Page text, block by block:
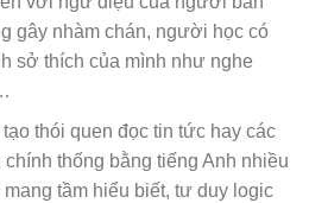
gây nhàm chán, người học có
sở thích của mình như nghe
thói quen đọc tin tức hay các
chính thống bằng tiếng Anh nhiều
tầm hiểu biết, tư duy logic